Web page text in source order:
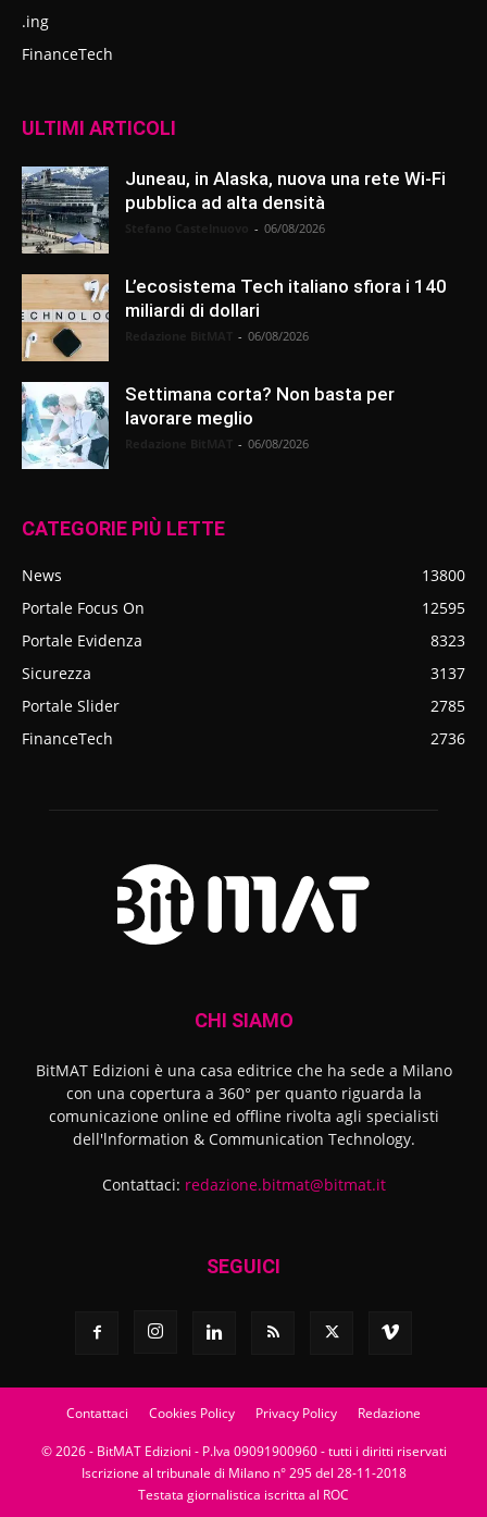
.ing
FinanceTech
ULTIMI ARTICOLI
Juneau, in Alaska, nuova una rete Wi-Fi
pubblica ad alta densità
- 06/08/2026
L’ecosistema Tech italiano sfiora i 140
miliardi di dollari
- 06/08/2026
Settimana corta? Non basta per
lavorare meglio
- 06/08/2026
CATEGORIE PIÙ LETTE
News
13800
Portale Focus On
12595
Portale Evidenza
8323
Sicurezza
3137
Portale Slider
2785
FinanceTech
2736
CHI SIAMO
BitMAT Edizioni è una casa editrice che ha sede a Milano
con una copertura a 360° per quanto riguarda la
comunicazione online ed offline rivolta agli specialisti
dell'lnformation & Communication Technology.
Contattaci: redazione.bitmat@bitmat.it
SEGUICI
Contattaci Cookies Policy Privacy Policy Redazione
© 2026 - BitMAT Edizioni - P.Iva 09091900960 - tutti i diritti riservati
Iscrizione al tribunale di Milano n° 295 del 28-11-2018
Testata giornalistica iscritta al ROC